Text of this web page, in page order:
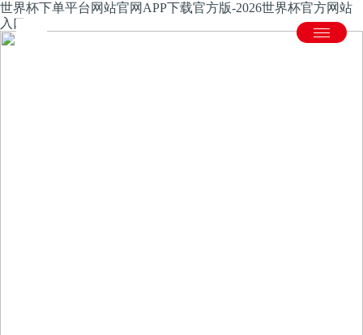
世界杯下单平台网站官网APP下载官方版-2026世界杯官方网站
入口